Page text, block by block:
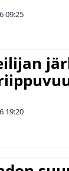
09:25
19:20